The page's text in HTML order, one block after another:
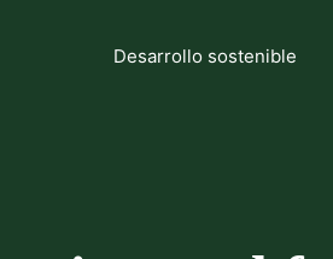
Desarrollo sostenible